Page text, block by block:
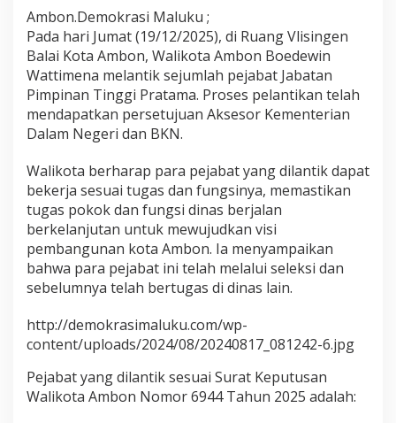
p
i
n
a
n
T
n
g
i
P
r
a
t
a
m
a
d
P
e
k
o
Ambon.Demokrasi Maluku ;
Pada hari Jumat (19/12/2025), di Ruang Vlisingen
Balai Kota Ambon, Walikota Ambon Boedewin
Wattimena melantik sejumlah pejabat Jabatan
Pimpinan Tinggi Pratama. Proses pelantikan telah
mendapatkan persetujuan Aksesor Kementerian
Dalam Negeri dan BKN.
Walikota berharap para pejabat yang dilantik dapat
bekerja sesuai tugas dan fungsinya, memastikan
tugas pokok dan fungsi dinas berjalan
berkelanjutan untuk mewujudkan visi
pembangunan kota Ambon. Ia menyampaikan
bahwa para pejabat ini telah melalui seleksi dan
sebelumnya telah bertugas di dinas lain.
http://demokrasimaluku.com/wp-
content/uploads/2024/08/20240817_081242-6.jpg
Pejabat yang dilantik sesuai Surat Keputusan
Walikota Ambon Nomor 6944 Tahun 2025 adalah: